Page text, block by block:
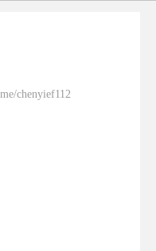
chenyief112